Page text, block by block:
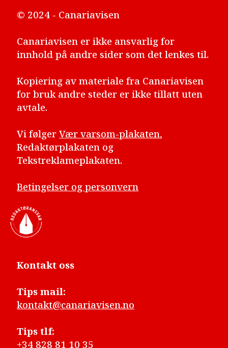
© 2024 - Canariavisen
Canariavisen er ikke ansvarlig for
innhold på andre sider som det lenkes til.
Kopiering av materiale fra Canariavisen
for bruk andre steder er ikke tillatt uten
avtale.
Vi følgerVær varsom-plakaten,
Redaktørplakaten og
Tekstreklameplakaten.
Betingelser og personvern
Kontakt oss
Tips mail:
kontakt@canariavisen.no
Tips tlf:
+34 828 81 10 35